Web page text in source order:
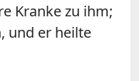
Kranke zu ihm;
und er heilte